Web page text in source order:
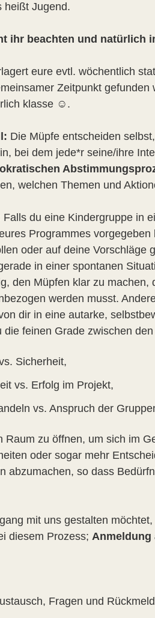
heißt Jugend.
ihr beachten und natürlich
eure evtl. wöchentlich
Zeitpunkt
klasse ☺.
Die Müpfe entscheiden
bei dem jede*r seine/ihre
welchen Themen und
Falls du eine Kindergruppe in
Programmes
oder auf deine Vorschläge
in einer spontanen
den Müpfen klar zu
werden musst.
dir in eine autarke,
die feinen Grade zwischen den
Sicherheit,
vs. Erfolg im Projekt,
vs. Anspruch der
Raum zu öffnen, um sich im
oder sogar mehr
abzumachen, so dass
mit uns gestalten
diesem Prozess; Anmeldung
Fragen und